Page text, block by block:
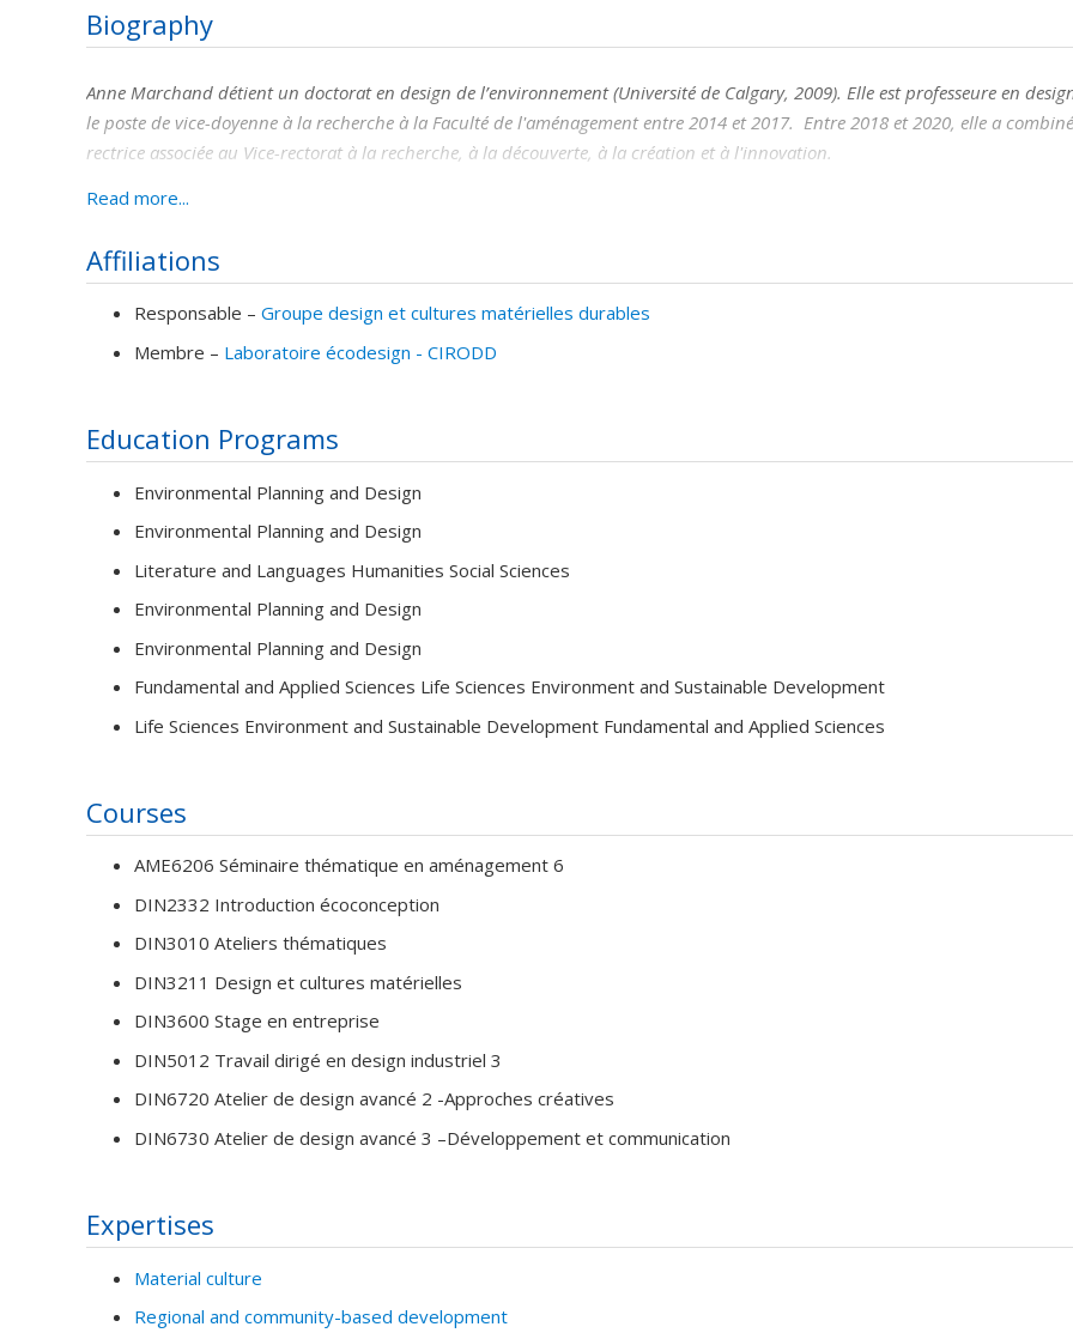
Biography
Anne Marchand détient un doctorat en design de l’environnement (Université de Calgary, 2009). Elle est professeure en
le poste de vice-doyenne à la recherche à la Faculté de l'aménagement entre 2014 et 2017. Entre 2018 et 2020, elle a
rectrice associée au Vice-rectorat à la recherche, à la découverte, à la création et à l'innovation.
Ses travaux de recherche-action et de recherche-création collaborative portent sur les processus d’innovation dans la
citoyens.
Read more...
Affiliations
Responsable – Groupe design et cultures matérielles durables
Membre – Laboratoire écodesign - CIRODD
Education Programs
Environmental Planning and Design
Environmental Planning and Design
Literature and Languages Humanities Social Sciences
Environmental Planning and Design
Environmental Planning and Design
Fundamental and Applied Sciences Life Sciences Environment and Sustainable Development
Life Sciences Environment and Sustainable Development Fundamental and Applied Sciences
Courses
AME6206 Séminaire thématique en aménagement 6
DIN2332 Introduction écoconception
DIN3010 Ateliers thématiques
DIN3211 Design et cultures matérielles
DIN3600 Stage en entreprise
DIN5012 Travail dirigé en design industriel 3
DIN6720 Atelier de design avancé 2 -Approches créatives
DIN6730 Atelier de design avancé 3 –Développement et communication
Expertises
Material culture
Regional and community-based development